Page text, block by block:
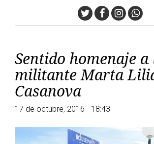
TwitterFacebook
Sentido homenaje a
militante Marta
Casanova
17 de octubre, 2016 - 18:43